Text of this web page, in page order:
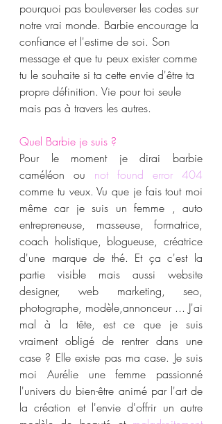
pourquoi pas bouleverser les codes sur
notre vrai monde. Barbie encourage la
confiance et l'estime de soi. Son
message et que tu peux exister comme
tu le souhaite si ta cette envie d'être ta
propre définition. Vie pour toi seule
mais pas à travers les autres.
Quel Barbie je suis ?
Pour le moment je dirai barbie
caméléon ou not found error 404
comme tu veux. Vu que je fais tout moi
même car je suis un femme , auto
entrepreneuse, masseuse, formatrice,
coach holistique, blogueuse, créatrice
d'une marque de thé. Et ça c'est la
partie visible mais aussi website
designer, web marketing, seo,
photographe, modèle,annonceur ... J'ai
mal à la tête, est ce que je suis
vraiment obligé de rentrer dans une
case ? Elle existe pas ma case. Je suis
moi Aurélie une femme passionné
l'univers du bien-être animé par l'art de
la création et l'envie d'offrir un autre